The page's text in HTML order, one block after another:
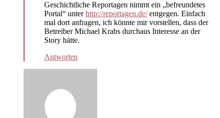
Geschichtliche Reportagen nimmt ein „befreundetes
Portal“ unterhttp://reportagen.de/entgegen. Einfach
mal dort anfragen, ich könnte mir vorstellen, dass der
Betreiber Michael Krabs durchaus Interesse an der
Story hätte.
Antworten